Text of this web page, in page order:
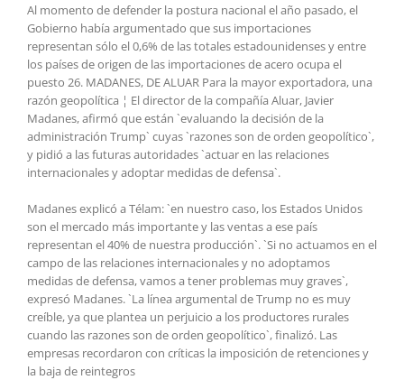
Al momento de defender la postura nacional el año pasado, el
Gobierno había argumentado que sus importaciones
representan sólo el 0,6% de las totales estadounidenses y entre
los países de origen de las importaciones de acero ocupa el
puesto 26. MADANES, DE ALUAR Para la mayor exportadora, una
razón geopolítica ¦ El director de la compañía Aluar, Javier
Madanes, afirmó que están `evaluando la decisión de la
administración Trump` cuyas `razones son de orden geopolítico`,
y pidió a las futuras autoridades `actuar en las relaciones
internacionales y adoptar medidas de defensa`.
Madanes explicó a Télam: `en nuestro caso, los Estados Unidos
son el mercado más importante y las ventas a ese país
representan el 40% de nuestra producción`. `Si no actuamos en el
campo de las relaciones internacionales y no adoptamos
medidas de defensa, vamos a tener problemas muy graves`,
expresó Madanes. `La línea argumental de Trump no es muy
creíble, ya que plantea un perjuicio a los productores rurales
cuando las razones son de orden geopolítico`, finalizó. Las
empresas recordaron con críticas la imposición de retenciones y
la baja de reintegros